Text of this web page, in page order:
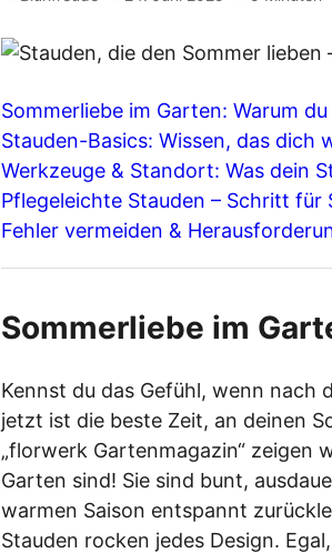
Sommerliebe im Garten: Warum du
Stauden-Basics: Wissen, das dich
Werkzeuge & Standort: Was dein
Pflegeleichte Stauden – Schritt für
Fehler vermeiden &
Sommerliebe im
Kennst du das Gefühl, wenn nach
jetzt ist die beste Zeit, an deinen
„florwerk Gartenmagazin“ zeigen
Garten sind! Sie sind bunt,
warmen Saison entspannt
Stauden rocken jedes Design.